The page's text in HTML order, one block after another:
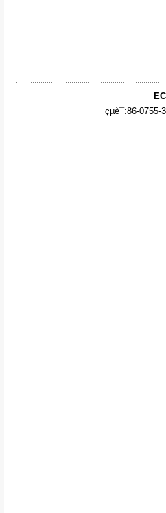
çµè¯:86-